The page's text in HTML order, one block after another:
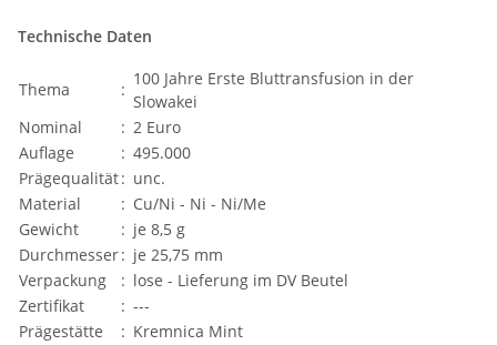
Technische Daten
Thema :
100 Jahre Erste Bluttransfusion in der
Slowakei
Nominal
: 2 Euro
Auflage
: 495.000
Prägequalität: unc.
Material
: Cu/Ni - Ni - Ni/Me
Gewicht
: je 8,5 g
Durchmesser: je 25,75 mm
Verpackung
: lose - Lieferung im DV Beutel
Zertifikat
: ---
Prägestätte
: Kremnica Mint